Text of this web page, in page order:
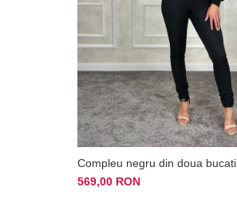
Compleu negru din doua bucati
569,00 RON